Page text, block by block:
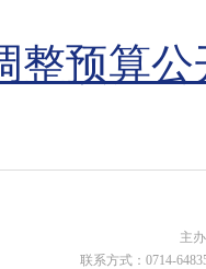
整预算
主
联系方式：0714-